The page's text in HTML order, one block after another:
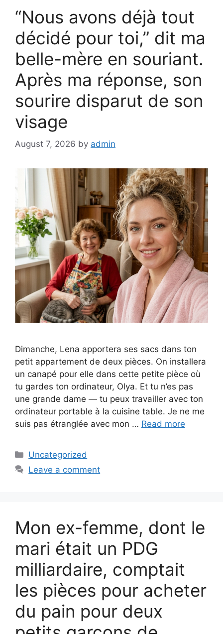
“Nous avons déjà tout
décidé pour toi,” dit ma
belle-mère en souriant.
Après ma réponse, son
sourire disparut de son
visage
August 7, 2026 by admin
Dimanche, Lena apportera ses sacs dans ton
petit appartement de deux pièces. On installera
un canapé pour elle dans cette petite pièce où
tu gardes ton ordinateur, Olya. Et tu n’es pas
une grande dame — tu peux travailler avec ton
ordinateur portable à la cuisine table. Je ne me
suis pas étranglée avec mon … Read more
Categories
Uncategorized
Leave a comment
Mon ex-femme, dont le
mari était un PDG
milliardaire, comptait
les pièces pour acheter
du pain pour deux